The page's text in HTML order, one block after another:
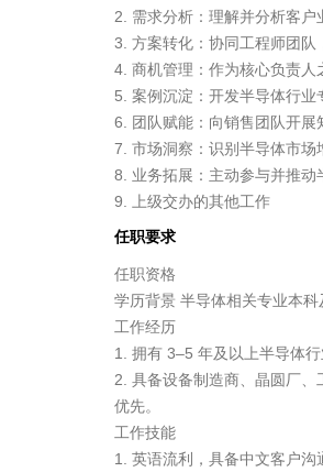
2. 需求分析：理解并分析客
3. 方案转化：协同工程师团
4. 商机管理：作为核心负责
5. 案例沉淀：开发半导体行业
6. 团队赋能：向销售团队开展
7. 市场洞察：识别半导体市场
8. 业务拓展：主动参与并推
9. 上级交办的其他工作
任职要求
任职资格
学历背景 半导体相关专业本科
工作经历
1. 拥有 3–5 年及以上半导体
2. 具备设备制造商、晶圆厂
优先。
工作技能
1. 英语流利，具备中文客户沟